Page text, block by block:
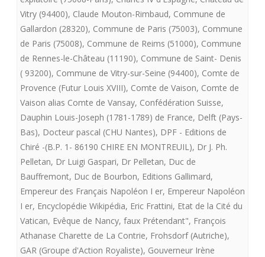
de
Fontevrault
présente
SACRE
DE
LOUIS
XVII
Vitry (94400), Claude Mouton-Rimbaud, Commune de
Gallardon (28320), Commune de Paris (75003), Commune
de Paris (75008), Commune de Reims (51000), Commune
de Rennes-le-Château (11190), Commune de Saint- Denis
( 93200), Commune de Vitry-sur-Seine (94400), Comte de
Provence (Futur Louis XVIII), Comte de Vaison, Comte de
Vaison alias Comte de Vansay, Confédération Suisse,
Dauphin Louis-Joseph (1781-1789) de France, Delft (Pays-
Bas), Docteur pascal (CHU Nantes), DPF - Editions de
Chiré -(B.P. 1- 86190 CHIRE EN MONTREUIL), Dr J. Ph.
Pelletan, Dr Luigi Gaspari, Dr Pelletan, Duc de
Bauffremont, Duc de Bourbon, Editions Gallimard,
Empereur des Français Napoléon I er, Empereur Napoléon
I er, Encyclopédie Wikipédia, Eric Frattini, Etat de la Cité du
Vatican, Evêque de Nancy, faux Prétendant", François
Athanase Charette de La Contrie, Frohsdorf (Autriche),
GAR (Groupe d'Action Royaliste), Gouverneur Irène